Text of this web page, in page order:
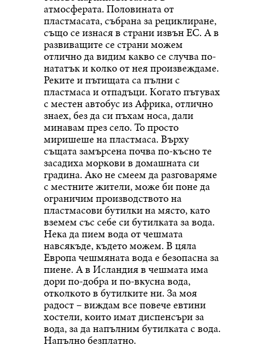
атмосферата. Половината от
пластмасата, събрана за рециклиране,
също се изнася в страни извън ЕС. А в
развиващите се страни можем
отлично да видим какво се случва по-
нататък и колко от нея произвеждаме.
Реките и пътищата са пълни с
пластмаса и отпадъци. Когато пътувах
с местен автобус из Африка, отлично
знаех, без да си пъхам носа, дали
минавам през село. То просто
миришеше на пластмаса. Върху
същата замърсена почва по-късно те
засадиха моркови в домашната си
градина. Ако не смеем да разговаряме
с местните жители, може би поне да
ограничим производството на
пластмасови бутилки на място, като
вземем със себе си бутилката за вода.
Нека да пием вода от чешмата
навсякъде, където можем. В цяла
Европа чешмяната вода е безопасна за
пиене. А в Исландия в чешмата има
дори по-добра и по-вкусна вода,
отколкото в бутилките ни. За моя
радост – виждам все повече евтини
хостели, които имат диспенсъри за
вода, за да напълним бутилката с вода.
Напълно безплатно.